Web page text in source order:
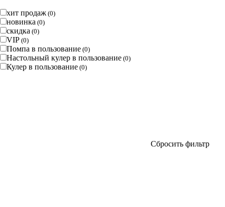
хит продаж (0)
новинка (0)
скидка (0)
VIP (0)
Помпа в пользование (0)
Настольный кулер в пользование (0)
Кулер в пользование (0)
Сбросить фильтр